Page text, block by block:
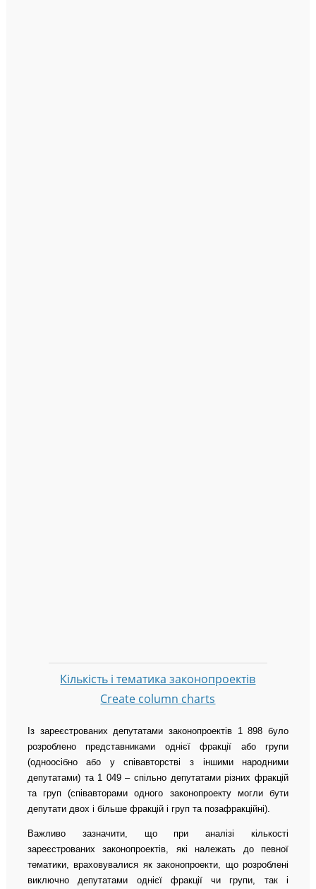
Кількість і тематика законопроектів
Create column charts
Із зареєстрованих депутатами законопроектів 1 898 було
розроблено представниками однієї фракції або групи
(одноосібно або у співавторстві з іншими народними
депутатами) та 1 049 – спільно депутатами різних фракцій
та груп (співавторами одного законопроекту могли бути
депутати двох і більше фракцій і груп та позафракційні).
Важливо зазначити, що при аналізі кількості
зареєстрованих законопроектів, які належать до певної
тематики, враховувалися як законопроекти, що розроблені
виключно депутатами однієї фракції чи групи, так і